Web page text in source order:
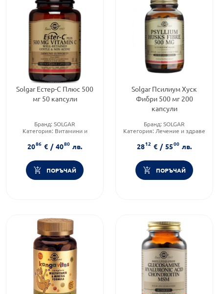
Solgar Естер-С Плюс 500
мг 50 капсули
Бранд: SOLGAR
Категория: Витамини и
Форма на продукта: капсули
2086 € / 4080 лв.
ПОРЪЧАЙ
Solgar Псилиум Хуск
Фибри 500 мг 200
капсули
Бранд: SOLGAR
Категория: Лечение и здраве
2812 € / 5500 лв.
ПОРЪЧАЙ